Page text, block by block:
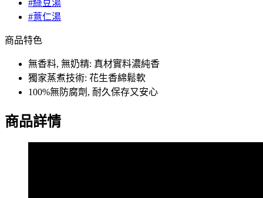
#綠豆湯
#薏仁湯
商品特色
無香料, 無奶精: 真材實料濃純香
獨家蒸煮技術: 花生香綿鬆軟
100%無防腐劑, 耐久保存又安心
商品詳情